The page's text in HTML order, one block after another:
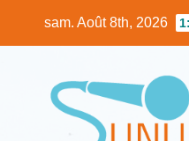
sam. Août 8th, 2026